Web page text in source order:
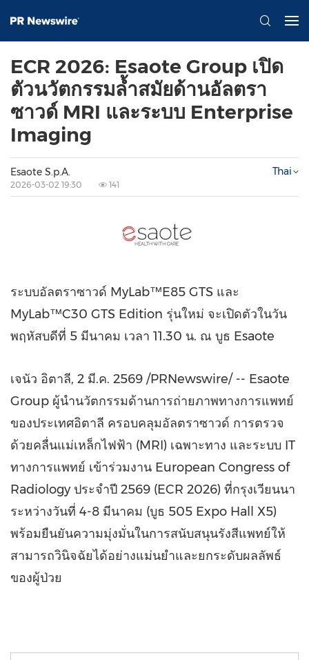
ECR 2026: Esaote Group เปิด
ตัวนวัตกรรมล้ำสมัยด้านอัลตรา
ซาวด์ MRI และระบบ Enterprise
Imaging
Esaote S.p.A.
2026-03-02 19:30 141
Thai
ระบบอัลตราซาวด์ MyLab™E85 GTS และ
MyLab™C30 GTS Edition รุ่นใหม่ จะเปิดตัวในวัน
พฤหัสบดีที่ 5 มีนาคม เวลา 11.30 น. ณ บูธ Esaote
เจนัว อิตาลี, 2 มี.ค. 2569 /PRNewswire/ -- Esaote
Group ผู้นำนวัตกรรมด้านการถ่ายภาพทางการแพทย์
ของประเทศอิตาลี ครอบคลุมอัลตราซาวด์ การตรวจ
ด้วยคลื่นแม่เหล็กไฟฟ้า (MRI) เฉพาะทาง และระบบ IT
ทางการแพทย์ เข้าร่วมงาน European Congress of
Radiology ประจำปี 2569 (ECR 2026) ที่กรุงเวียนนา
ระหว่างวันที่ 4-8 มีนาคม (บูธ 505 Expo Hall X5)
พร้อมยืนยันความมุ่งมั่นในการสนับสนุนรังสีแพทย์ให้
สามารถวินิจฉัยได้อย่างแม่นยำและยกระดับผลลัพธ์
ของผู้ป่วย